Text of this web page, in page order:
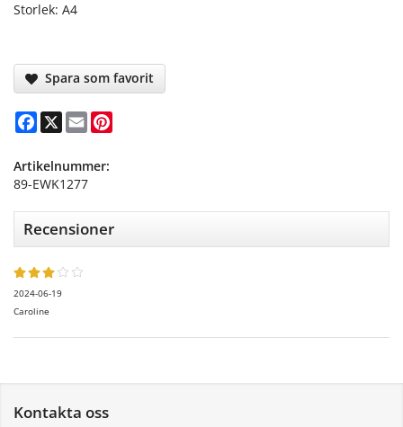
Storlek: A4
Spara som favorit
Facebook
X Email
Artikelnummer:
89-EWK1277
Recensioner
2024-06-19
Caroline
Kontakta oss